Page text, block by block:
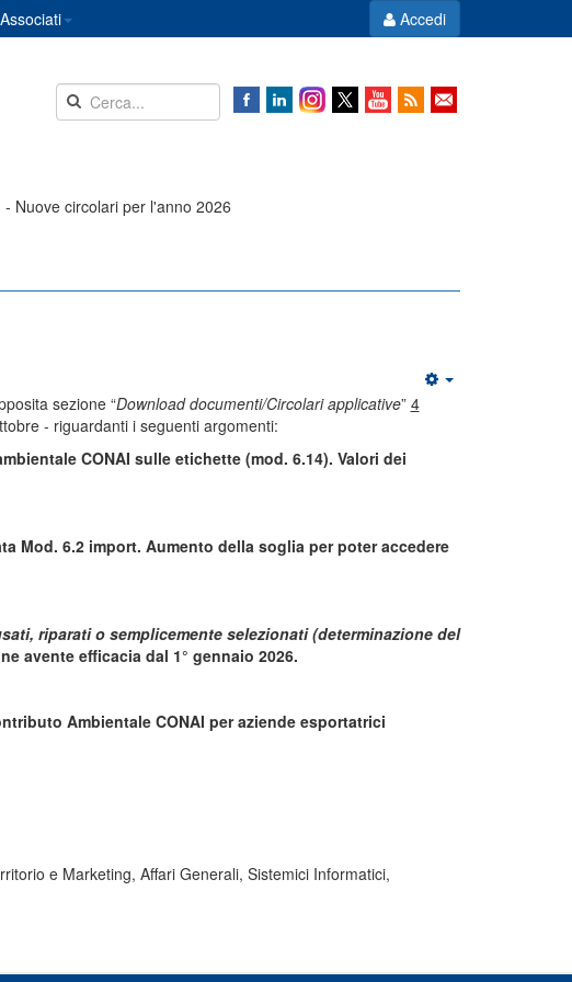
Accedi
- Nuove circolari per l'anno 2026
sezione “Download documenti/Circolari applicative” 4
- riguardanti i seguenti argomenti:
CONAI sulle etichette (mod. 6.14). Valori dei
Mod. 6.2 import. Aumento della soglia per poter accedere
riparati o semplicemente selezionati (determinazione del
avente efficacia dal 1° gennaio 2026.
Ambientale CONAI per aziende esportatrici
e Marketing, Affari Generali, Sistemici Informatici,